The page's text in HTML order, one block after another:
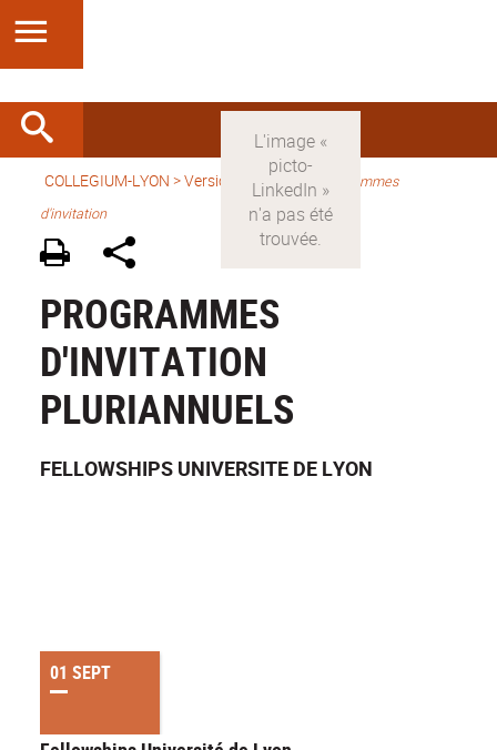
COLLEGIUM-LYON >Version française>
Programmes
d'invitation
PROGRAMMES
D'INVITATION
PLURIANNUELS
FELLOWSHIPS UNIVERSITE DE LYON
01 SEPT